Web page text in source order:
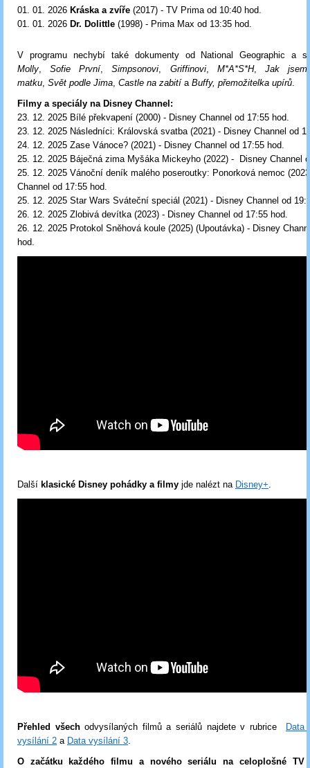
01. 01. 2026 Kráska a zvíře (2017) - TV Prima od 10:40 hod.
01. 01. 2026 Dr. Dolittle (1998) - Prima Max od 13:35 hod.
V programu nechybí také dokumenty od National Geographic a
Molly,Sofie První,Simpsonovi, Griffinovi, M*A*S*H,
Jak
matku, Svět podle Jima, Castle na zabitía Buffy, přemožitelka upírů.
Filmy a speciály na Disney Channel:
23. 12. 2025 Bílé překvapení (2000) - Disney Channel od 17:55 hod.
23. 12. 2025 Následníci: Královská svatba (2021) - Disney Channel od
24. 12. 2025 Zase Vánoce? (2021) - Disney Channel od 17:55 hod.
25. 12. 2025 Báječná zima Myšáka Mickeyho (2022) - Disney Channel
25. 12. 2025 Vánoční deník malého poseroutky: Ponorková nemoc
Channel od 17:55 hod.
25. 12. 2025 Star Wars Sváteční speciál (2021) - Disney Channel od
26. 12. 2025 Zlobivá devítka (2023) - Disney Channel od 17:55 hod.
26. 12. 2025 Protokol Sněhová koule (2025) (Upoutávka) - Disney
hod.
Další klasické Disney pohádky a filmy jde nalézt na Disney+.
Přehled všechodvysílaných filmů a seriálů najdete v rubrice
Data
vysílání 2 a Data vysílání 3.
O začátku každého filmu a nového seriálu na celoplošné TV